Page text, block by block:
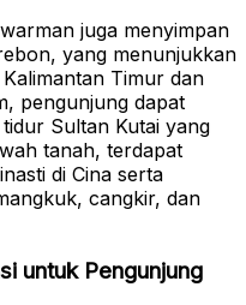
juga menyimpan
yang menunjukkan
Timur dan
pengunjung dapat
Sultan Kutai yang
tanah, terdapat
di Cina serta
cangkir, dan
untuk Pengunjung